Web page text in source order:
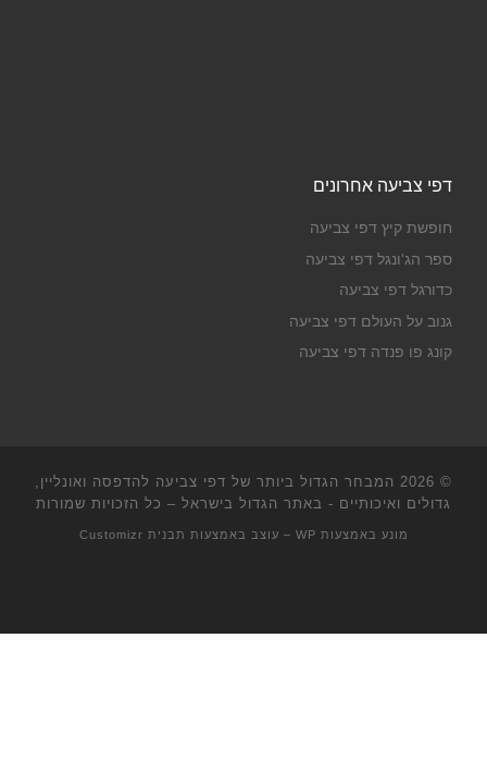
דפי צביעה אחרונים
חופשת קיץ דפי צביעה
ספר הג'ונגל דפי צביעה
כדורגל דפי צביעה
גנוב על העולם דפי צביעה
קונג פו פנדה דפי צביעה
© 2026
המבחר הגדול ביותר של דפי צביעה להדפסה ואונליין,
גדולים ואיכותיים - באתר הגדול בישראל – כל הזכויות שמורות
מונע באמצעות WP – עוצב באמצעות תבנית Customizr